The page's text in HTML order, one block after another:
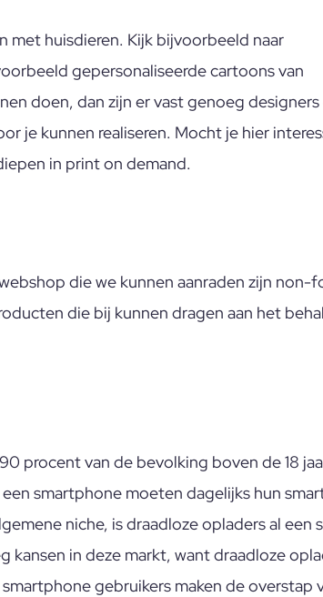
met huisdieren. Kijk bijvoorbeeld naar
gepersonaliseerde cartoons van
doen, dan zijn er vast genoeg
je kunnen realiseren. Mocht je hier
in print on demand.
die we kunnen aanraden zijn non-
die bij kunnen dragen aan het
procent van de bevolking boven de 18
smartphone moeten dagelijks hun
niche, is draadloze opladers al een
kansen in deze markt, want draadloze
gebruikers maken de overstap